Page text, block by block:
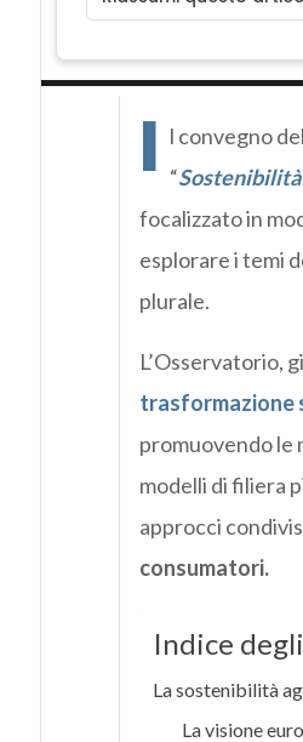
I l convegno
“Sostenibilità
focalizzato in
esplorare i temi
plurale.
L’Osservatorio,
trasformazione
promuovendo le
modelli di filiera
approcci
consumatori.
Indice
La sostenibilità
La visione